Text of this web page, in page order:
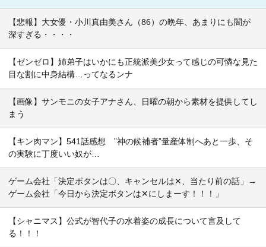
【悲報】大女優・小川真由美さん（86）の晩年、あまりにも闇が
深すぎる・・・・
【ゼンゼロ】姉弟子はいかにも正統派美少女って感じの可憐な見た
目な割に中身結構…ってなるンナ
【画像】サンモニの女子アナさん、日曜の朝から素材を提供してし
まう
【キン肉マン】541話感想 ”神の候補者”量産体制へあと一歩、そ
の実験に丁度いい奴が…
ゲーム会社「決定ボタンは〇、キャンセルは✕、当たり前の話」→
ゲーム会社「今日から決定ボタンは✕にしまーす！！！」
【シャニマス】公式が智代子の水着姿の成長について言及して
る！！！